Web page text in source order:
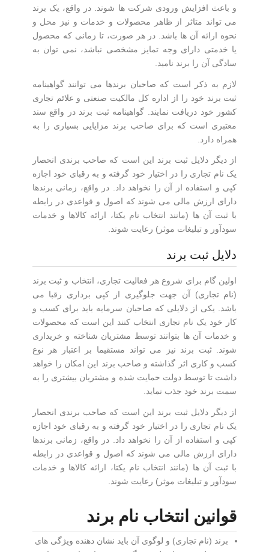
و باعث افزایش ورودی شرکت ها شوند
در واقع، یک برند
می تواند متاثر از ظاهر محصولات و خدمات و نیز محل و
نحوه ارائه آن ها باشد
در هر صورت، تا زمانی که محصول
یا خدمتی دارای وجه تمایز مشخصی نباشد، نمی توان به
سادگی آن را برند نامید
لازم به ذکر است که صاحبان برندها می توانند گواهینامه
ثبت برند خود را از اداره کل مالکیت صنعتی و علائم تجاری
کشور خود دریافت نمایند
گواهینامه ثبت برند در واقع سند
معتبری است که برای صاحب برند مزایایی بسیاری را به
همراه دارد
از دیگر دلایل ثبت برند این است که صاحب برندی انحصار
یک نام تجاری را در اختیار خود گرفته و به رقبای خود اجازه
کپی و استفاده از آن را نخواهد داد. در واقع، زمانی برندها
دارای ارزش مالی می شوند که اصول و قواعدی در رابطه
با ثبت آن ها (مانند انتخاب نام یکتا، ارائه کالاها و خدمات
سودآور و تبلیغات موثر) رعایت شوند.
دلایل ثبت برند
اولین گام برای شروع هر فعالیت تجاری، انتخاب و ثبت برند
(نام تجاری) آن جهت جلوگیری از کپی برداری رقبا می
باشد. یکی از دلایلی که صاحبان سرمایه باید برای کسب و
کار خود یک نام تجاری انتخاب کنند این است که محصولات
و خدمات آن ها بتوانند توسط مشتریان شناخته و خریداری
شوند. ثبت برند نیز می تواند مستقیما بر اعتبار هر نوع
کسب و کاری اثر گذاشته و صاحب برند این امکان را خواهد
داشت تا توسط دولت حمایت شده و مشتریان بیشتری را به
سمت برند خود جذب نماید.
از دیگر دلایل ثبت برند این است که صاحب برندی انحصار
یک نام تجاری را در اختیار خود گرفته و به رقبای خود اجازه
کپی و استفاده از آن را نخواهد داد. در واقع، زمانی برندها
دارای ارزش مالی می شوند که اصول و قواعدی در رابطه
با ثبت آن ها (مانند انتخاب نام یکتا، ارائه کالاها و خدمات
سودآور و تبلیغات موثر) رعایت شوند.
قوانین انتخاب نام برند
برند (نام تجاری) و لوگوی آن باید نشان دهنده ویژگی های